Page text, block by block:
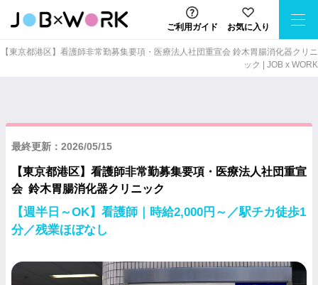
ご利用ガイド お気に入り
【東京都港区】看護師非常勤募集要項・医療法人社団重宣会 鈴木胃腸消化器クリニ
ック | JOB x WORK
最終更新：2026/05/15
【東京都港区】看護師非常勤募集要項・医療法人社団重宣
会 鈴木胃腸消化器クリニック
【週半日～OK】看護師｜時給2,000円～／駅チカ徒歩1
分／残業ほぼなし